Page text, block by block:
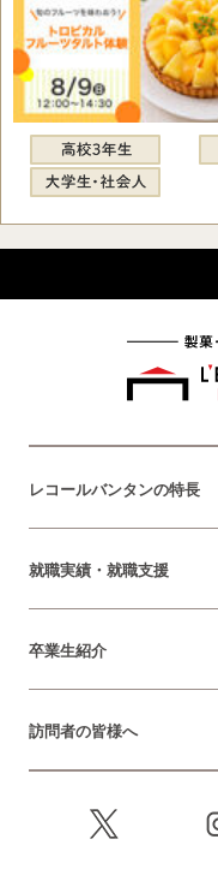
レコールバンタンの特長
就職実績・就職支援
卒業生紹介
訪問者の皆様へ